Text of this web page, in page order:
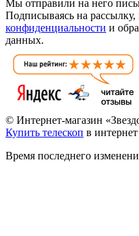
Мы отправили на него
Подписываясь на рассылку,
конфиденциальности и
данных.
© Интернет-магазин
Купить телескоп в
Время последнего